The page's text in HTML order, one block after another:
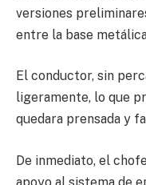
versiones
entre la base
El conductor, sin
ligeramente, lo que
quedara prensada y
De inmediato, el
apoyo al sistema de